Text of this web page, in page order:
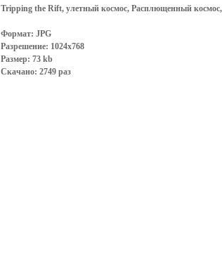
Tripping the Rift, улетный космос, Расплющенный
Формат: JPG
Разрешение: 1024x768
Размер: 73 kb
Скачано: 2749 раз